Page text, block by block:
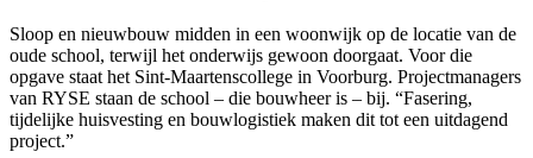
Sloop en nieuwbouw midden in een woonwijk op de locatie van de
oude school, terwijl het onderwijs gewoon doorgaat. Voor die
opgave staat het Sint-Maartenscollege in Voorburg. Projectmanagers
van RYSE staan de school – die bouwheer is – bij. “Fasering,
tijdelijke huisvesting en bouwlogistiek maken dit tot een uitdagend
project.”